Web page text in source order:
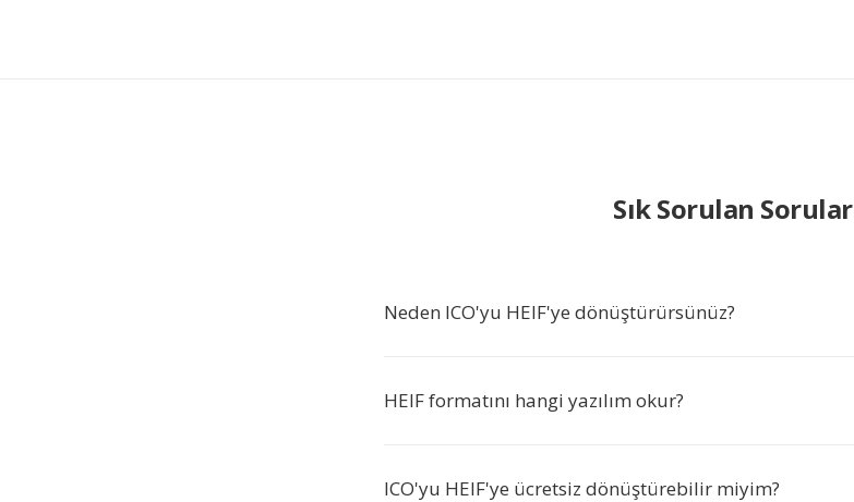
Sık Sorulan Sorular
Neden ICO'yu HEIF'ye dönüştürürsünüz?
HEIF formatını hangi yazılım okur?
ICO'yu HEIF'ye ücretsiz dönüştürebilir miyim?